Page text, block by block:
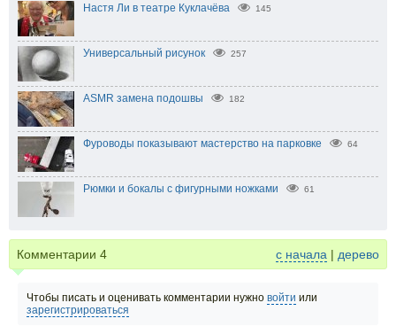
Настя Ли в театре Куклачёва 145
Универсальный рисунок 257
ASMR замена подошвы 182
Фуроводы показывают мастерство на парковке 64
Рюмки и бокалы с фигурными ножками 61
Комментарии 4 с начала | дерево
Чтобы писать и оценивать комментарии нужно войти или
зарегистрироваться